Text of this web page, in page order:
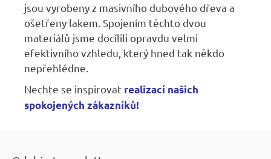
jsou vyrobeny z masivního dubového dřeva a
ošetřeny lakem. Spojením těchto dvou
materiálů jsme docílili opravdu velmi
efektivního vzhledu, který hned tak někdo
nepřehlédne.
Nechte se inspirovat realizací našich
spokojených zákazníků!